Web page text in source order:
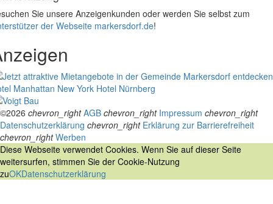
Sie unsere Anzeigenkunden oder werden Sie selbst zum
der Webseite markersdorf.de!
Manhattan New York Hotel Nürnberg
©2026 chevron_right AGB chevron_right Impressum chevron_right
Datenschutzerklärung chevron_right Erklärung zur Barrierefreiheit
chevron_right Werben
Diese Webseite verwendet Cookies. Wenn Sie auf dieser Seite
weitersurfen, stimmen Sie der Cookie-Nutzung
zuOKDatenschutzerklärung